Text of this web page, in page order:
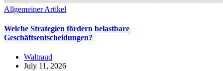
Allgemeiner Artikel
Welche Strategien fördern belastbare
Geschäftsentscheidungen?
Waltraud
July 11, 2026